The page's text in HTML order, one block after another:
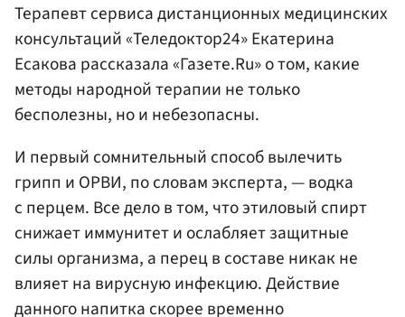
Терапевт сервиса дистанционных медицинских
консультаций «Теледоктор24» Екатерина
Есакова рассказала «Газете.Ru» о том, какие
методы народной терапии не только
бесполезны, но и небезопасны.
И первый сомнительный способ вылечить
грипп и ОРВИ, по словам эксперта, — водка
с перцем. Все дело в том, что этиловый спирт
снижает иммунитет и ослабляет защитные
силы организма, а перец в составе никак не
влияет на вирусную инфекцию. Действие
данного напитка скорее временно